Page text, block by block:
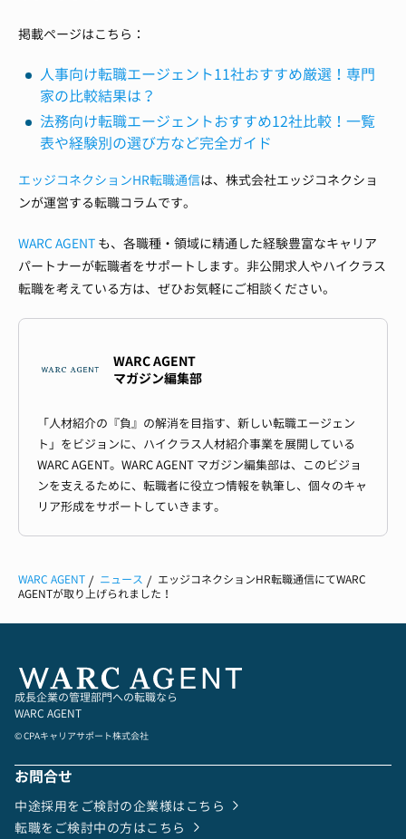
掲載ページはこちら：
人事向け転職エージェント11社おすすめ厳選！専門
家の比較結果は？
法務向け転職エージェントおすすめ12社比較！一覧
表や経験別の選び方など完全ガイド
エッジコネクションHR転職通信は、株式会社エッジコネクショ
ンが運営する転職コラムです。
WARC AGENT も、各職種・領域に精通した経験豊富なキャリア
パートナーが転職者をサポートします。非公開求人やハイクラス
転職を考えている方は、ぜひお気軽にご相談ください。
WARC AGENT
マガジン編集部
「人材紹介の『負』の解消を目指す、新しい転職エージェン
ト」をビジョンに、ハイクラス人材紹介事業を展開している
WARC AGENT。WARC AGENT マガジン編集部は、このビジョ
ンを支えるために、転職者に役立つ情報を執筆し、個々のキャ
リア形成をサポートしていきます。
WARC AGENT ニュース
エッジコネクションHR転職通信にてWARC
AGENTが取り上げられました！
成長企業の管理部門への転職なら
WARC AGENT
© CPAキャリアサポート株式会社
お問合せ
中途採用をご検討の企業様はこちら
転職をご検討中の方はこちら